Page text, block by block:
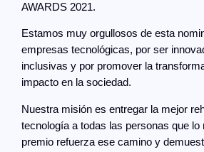
AWARDS 2021.
Estamos muy orgullosos de esta
empresas tecnológicas, por ser
inclusivas y por promover la
impacto en la sociedad.
Nuestra misión es entregar la mejor
tecnología a todas las personas que lo
premio refuerza ese camino y